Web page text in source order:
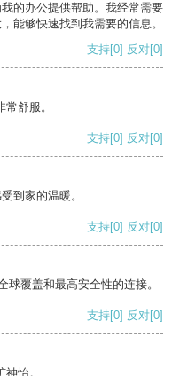
的办公提供帮助。我经常需要
能够快速找到我需要的信息。
支持[0] 反对[0]
舒服。
支持[0] 反对[0]
到家的温暖。
支持[0] 反对[0]
覆盖和最高安全性的连接。
支持[0] 反对[0]
怡。